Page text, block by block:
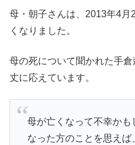
母・朝子さんは、2013年4
くなりました。
母の死について聞かれた手
丈に応えています。
母が亡くなって不幸かも
なった方のことを思え